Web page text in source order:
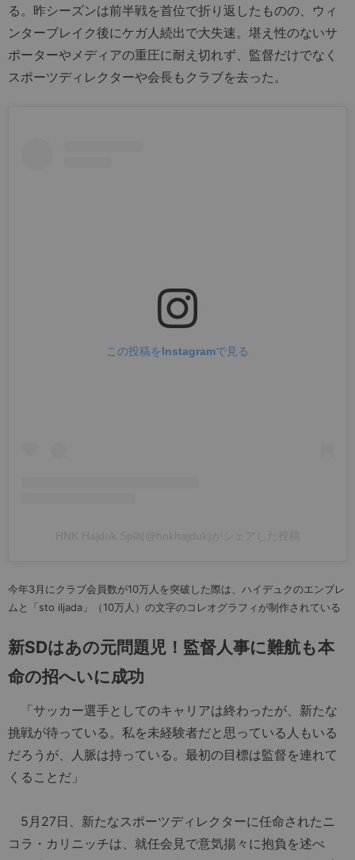
る。昨シーズンは前半戦を首位で折り返したものの、ウィ
ンターブレイク後にケガ人続出で大失速。堪え性のないサ
ポーターやメディアの重圧に耐え切れず、監督だけでなく
スポーツディレクターや会長もクラブを去った。
この投稿をInstagramで見る
今年3月にクラブ会員数が10万人を突破した際は、ハイデュクのエンブレ
ムと「sto iljada」（10万人）の文字のコレオグラフィが制作されている
新SDはあの元問題児！監督人事に難航も本
命の招へいに成功
「サッカー選手としてのキャリアは終わったが、新たな
挑戦が待っている。私を未経験者だと思っている人もいる
だろうが、人脈は持っている。最初の目標は監督を連れて
くることだ」
5月27日、新たなスポーツディレクターに任命されたニ
コラ・カリニッチは、就任会見で意気揚々に抱負を述べ